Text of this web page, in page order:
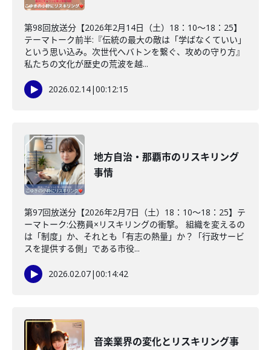
第98回放送分【2026年2月14日（土）18：10～18：25】
テーマトーク前半:『伝統の最大の敵は「学ばなくていい」
という思い込み。次世代へバトンを繋ぐ、攻めの守り方』
私たちの文化が歴史の荒波を越...
2026.02.14|00:12:15
地方自治・那覇市のリスキリング
事情
第97回放送分【2026年2月7日（土）18：10～18：25】テ
ーマトーク:公務員×リスキリングの衝撃。 組織を変えるの
は「制度」か、それとも「有志の熱量」か？「行政サービ
スを提供する側」である市役...
2026.02.07|00:14:42
音楽業界の変化とリスキリング事